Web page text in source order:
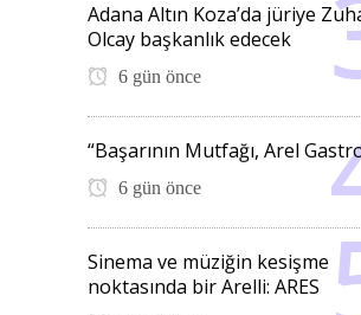
Adana Altın Koza’da jüriye
Olcay başkanlık edecek
6 gün önce
“Başarının Mutfağı, Arel
6 gün önce
Sinema ve müziğin kesişme
noktasında bir Arelli: ARES